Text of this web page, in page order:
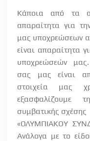
Κάποια από τα
απαραίτητα για
μας υποχρεώσεων
είναι απαραίτητα
υποχρεώσεών
μας.
σας
μας είναι
στοιχεία
μας
εξασφαλίζουμε
συμβατικής σχέσης
«ΟΛΥΜΠΙΑΚΟΥ
Ανάλογα με το